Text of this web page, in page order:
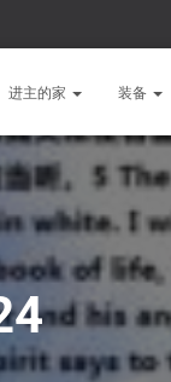
进主的家 装备